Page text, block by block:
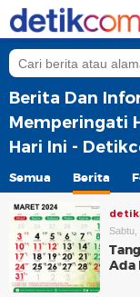
Berita Dan
Memperingati
Hari Ini -
Semua Berita
Ada